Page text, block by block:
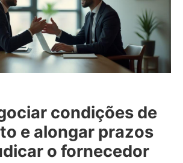
condições de
e alongar prazos
o fornecedor